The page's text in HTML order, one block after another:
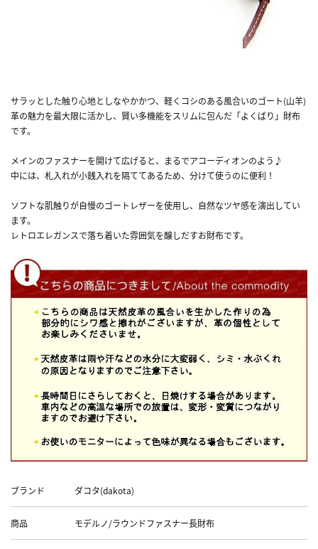
サラッとした触り心地としなやかかつ、軽くコシのある風合いのゴート(山羊)
革の魅力を最大限に活かし、賢い多機能をスリムに包んだ「よくばり」財布
です。
メインのファスナーを開けて広げると、まるでアコーディオンのよう♪
中には、札入れが小銭入れを隔ててあるため、分けて使うのに便利！
ソフトな肌触りが自慢のゴートレザーを使用し、自然なツヤ感を演出してい
ます。
レトロエレガンスで落ち着いた雰囲気を醸しだすお財布です。
ブランド
ダコタ(dakota)
商品 モデルノ/ラウンドファスナー長財布